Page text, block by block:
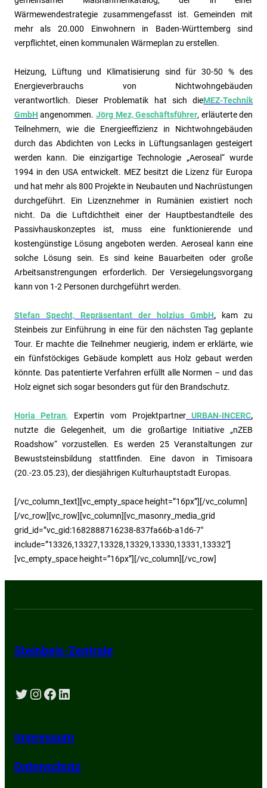
Wärmewendestrategie zusammengefasst ist. Gemeinden mit
mehr als 20.000 Einwohnern in Baden-Württemberg sind
verpflichtet, einen kommunalen Wärmeplan zu erstellen.
Heizung, Lüftung und Klimatisierung sind für 30-50 % des
Energieverbrauchs von Nichtwohngebäuden
verantwortlich. Dieser Problematik hat sich dieMEZ-Technik
GmbH angenommen. Jörg Mez, Geschäftsführer, erläuterte den
Teilnehmern, wie die Energieeffizienz in Nichtwohngebäuden
durch das Abdichten von Lecks in Lüftungsanlagen gesteigert
werden kann. Die einzigartige Technologie „Aeroseal“ wurde
1994 in den USA entwickelt. MEZ besitzt die Lizenz für Europa
und hat mehr als 800 Projekte in Neubauten und Nachrüstungen
durchgeführt. Ein Lizenznehmer in Rumänien existiert noch
nicht. Da die Luftdichtheit einer der Hauptbestandteile des
Passivhauskonzeptes ist, muss eine funktionierende und
kostengünstige Lösung angeboten werden. Aeroseal kann eine
solche Lösung sein. Es sind keine Bauarbeiten oder große
Arbeitsanstrengungen erforderlich. Der Versiegelungsvorgang
kann von 1-2 Personen durchgeführt werden.
Stefan Specht, Repräsentant der holzius GmbH, kam zu
Steinbeis zur Einführung in eine für den nächsten Tag geplante
Tour. Er machte die Teilnehmer neugierig, indem er erklärte, wie
ein fünfstöckiges Gebäude komplett aus Holz gebaut werden
könnte. Das patentierte Verfahren erfüllt alle Normen – und das
Holz eignet sich sogar besonders gut für den Brandschutz.
Horia Petran, Expertin vom ProjektpartnerURBAN-INCERC,
nutzte die Gelegenheit, um die großartige Initiative „nZEB
Roadshow“ vorzustellen. Es werden 25 Veranstaltungen zur
Bewuststeinsbildung stattfinden. Eine davon in Timisoara
(20.-23.05.23), der diesjährigen Kulturhauptstadt Europas.
[/vc_column_text][vc_empty_space height=”16px”][/vc_column]
[/vc_row][vc_row][vc_column][vc_masonry_media_grid
grid_id=”vc_gid:1682888716238-837fa66b-a1d6-7″
include=”13326,13327,13328,13329,13330,13331,13332″]
[vc_empty_space height=”16px”][/vc_column][/vc_row]
Steinbeis-Zentrale
Twitter Instagram Facebook LinkedIn
Impressum
Datenschutz